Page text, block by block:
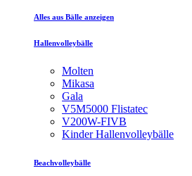
Alles aus Bälle anzeigen
Hallenvolleybälle
Molten
Mikasa
Gala
V5M5000 Flistatec
V200W-FIVB
Kinder Hallenvolleybälle
Beachvolleybälle